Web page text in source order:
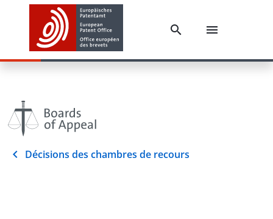
Décisions des chambres de recours